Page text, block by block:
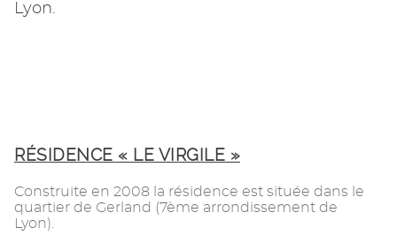
Lyon.
RÉSIDENCE « LE VIRGILE »
Construite en 2008 la résidence est située dans le
quartier de Gerland (7ème arrondissement de
Lyon).